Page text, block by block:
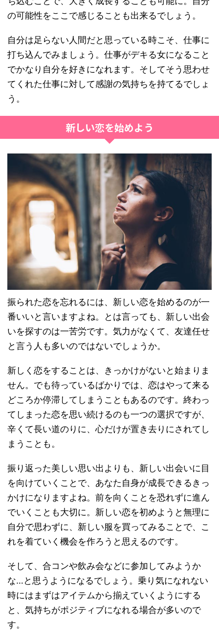
の可能性をここで感じることも出来るでしょう。
自分は足らない人間だと思っている時こそ、仕事に
打ち込んでみましょう。仕事がデキる女になること
でかなり自分を好きになれます。そしてそう思わせ
てくれた仕事に対して感謝の気持ちを持てるでしょ
う。
新しい恋を始めよう
振られた恋を忘れるには、新しい恋を始めるのが一
番いいと言いますよね。とは言っても、新しい出会
いを探すのは一苦労です。気力がなくて、友達任せ
と言う人も多いのではないでしょうか。
新しく恋をすることは、きっかけがないと始まりま
せん。でも待っているばかりでは、恋はやって来る
どころか停滞してしまうこともあるのです。終わっ
てしまった恋を思い続けるのも一つの選択ですが、
辛くて長い道のりに、心だけが置き去りにされてし
まうことも。
振り返った美しい思い出よりも、新しい出会いに目
を向けていくことで、あなた自身が成長できるきっ
かけになりますよね。前を向くことを恐れずに進ん
でいくことも大切に。新しい恋を初めようと無理に
自分で思わずに、新しい服を買ってみることで、こ
れを着ていく機会を作ろうと思えるのです。
そして、合コンや飲み会などに参加してみようか
な…と思うようになるでしょう。乗り気になれない
時にはまずはアイテムから揃えていくようにする
と、気持ちがポジティブになれる場合が多いので
す。